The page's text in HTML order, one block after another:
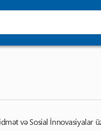
Bizimlə
və Sosial İnnovasiyalar